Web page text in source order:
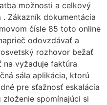
možnosti a celkový
Zákazník dokumentácia
čísle 85 toto online
odovzdávať a
rozhovor bežať
na vyžaduje faktúra
sála aplikácia, ktorú
pre sťažnosť eskalácia
spomínajúci si